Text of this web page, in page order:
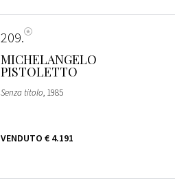
209
MICHELANGELO
PISTOLETTO
Senza titolo, 1985
VENDUTO € 4.191